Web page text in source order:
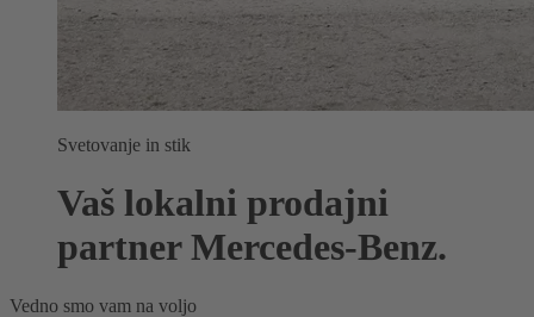
Svetovanje in stik
Vaš lokalni prodajni
partner Mercedes-Benz.
Vedno smo vam na voljo